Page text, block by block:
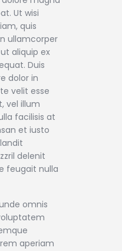
Ut wisi
quis
ullamcorper
aliquip ex
Duis
dolor in
velit esse
vel illum
facilisis at
et iusto
delenit
feugait nulla
omnis
aperiam